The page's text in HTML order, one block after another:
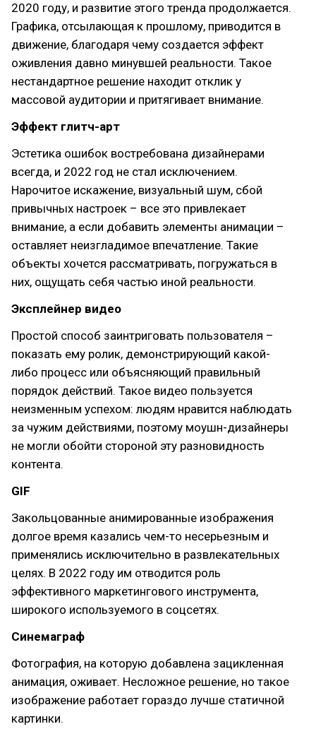
2020 году, и развитие этого тренда продолжается.
Графика, отсылающая к прошлому, приводится в
движение, благодаря чему создается эффект
оживления давно минувшей реальности. Такое
нестандартное решение находит отклик у
массовой аудитории и притягивает внимание.
Эффект глитч-арт
Эстетика ошибок востребована дизайнерами
всегда, и 2022 год не стал исключением.
Нарочитое искажение, визуальный шум, сбой
привычных настроек – все это привлекает
внимание, а если добавить элементы анимации –
оставляет неизгладимое впечатление. Такие
объекты хочется рассматривать, погружаться в
них, ощущать себя частью иной реальности.
Эксплейнер видео
Простой способ заинтриговать пользователя –
показать ему ролик, демонстрирующий какой-
либо процесс или объясняющий правильный
порядок действий. Такое видео пользуется
неизменным успехом: людям нравится наблюдать
за чужим действиями, поэтому моушн-дизайнеры
не могли обойти стороной эту разновидность
контента.
GIF
Закольцованные анимированные изображения
долгое время казались чем-то несерьезным и
применялись исключительно в развлекательных
целях. В 2022 году им отводится роль
эффективного маркетингового инструмента,
широкого используемого в соцсетях.
Синемаграф
Фотография, на которую добавлена зацикленная
анимация, оживает. Несложное решение, но такое
изображение работает гораздо лучше статичной
картинки.